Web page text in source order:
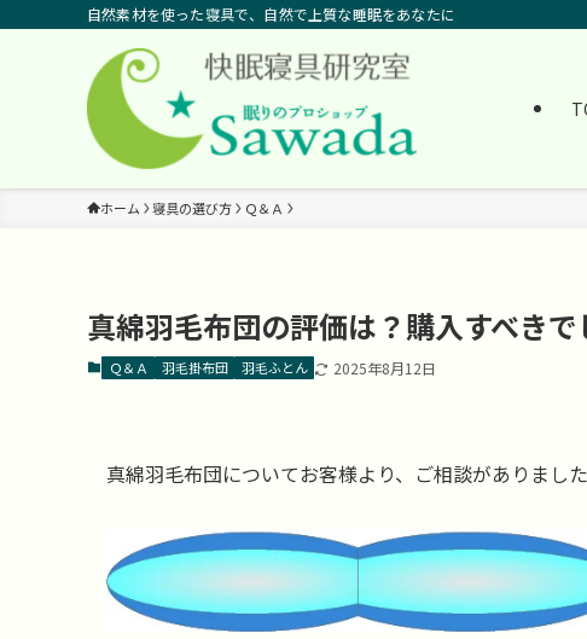
自然素材を使った寝具で、自然で上質な睡眠をあなたに
ホーム 寝具の選び方 Ｑ＆Ａ
真綿羽毛布団の評価は？購入すべきで
Ｑ＆Ａ 羽毛掛布団 羽毛ふとん 2025年8月12日
真綿羽毛布団についてお客様より、ご相談がありました